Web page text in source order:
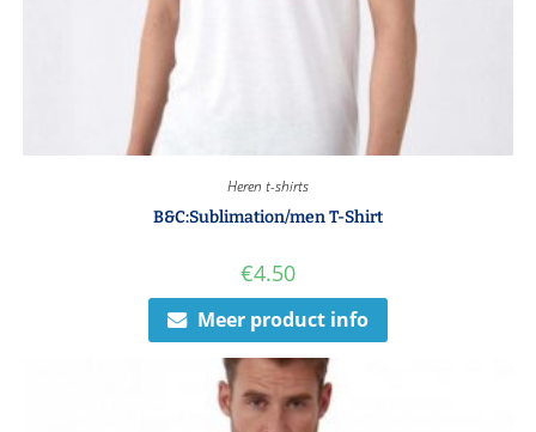
Heren t-shirts
B&C:Sublimation/men T-Shirt
€4.50
Meer product info